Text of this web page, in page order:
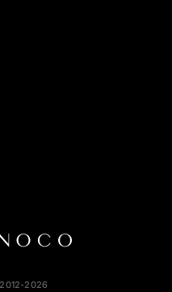
2012-2026